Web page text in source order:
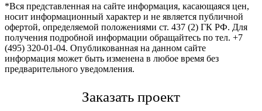
*Вся представленная на сайте информация, касающаяся цен,
носит информационный характер и не является публичной
офертой, определяемой положениями ст. 437 (2) ГК РФ. Для
получения подробной информации обращайтесь по тел. +7
(495) 320-01-04. Опубликованная на данном сайте
информация может быть изменена в любое время без
предварительного уведомления.
Заказать проект